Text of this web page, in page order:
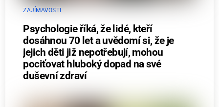
ZAJÍMAVOSTI
Psychologie říká, že lidé, kteří
dosáhnou 70 let a uvědomí si, že je
jejich děti již nepotřebují, mohou
pociťovat hluboký dopad na své
duševní zdraví